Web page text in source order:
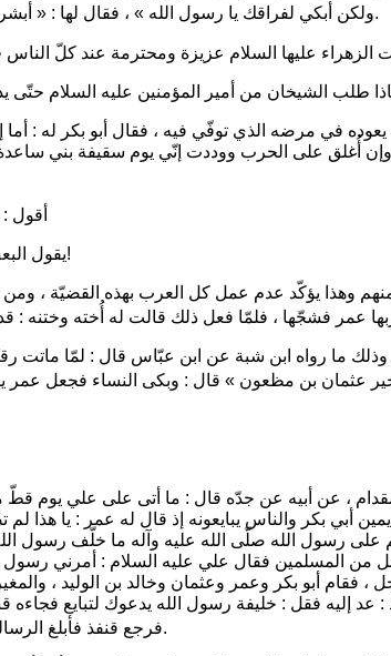
ولكن أبكي لفراقك يا رسول الله » ، فقال لها : « .
الزهراء عليها السلام عزيزة ومحترمة عند كلّ الناس
في مرضه الذي توفّي فيه ، فقال أبو بكر له :
أُغلق على الحرب ووددت إنّي يوم سقيفة بني
أقول
يقول البعض إنّ ضرب المرأة كان عاراً عند العرب فكيف يمكن تصوّر ضربهم لفاطمة ؟!
وهذا يؤكّد عدم عمل كل العرب بهذه القضيّة ،
عمر فشجّها ، فلمّا فعل ذلك قالت له أُخته وختنه :
ما رواه ابن شبة عن ابن عبّاس قال : لمّا ماتت
عثمان بن مظعون » قال : وبكى النساء فجعل عمر
، عن أبيه عن جدّه قال : ما أتى على علي يوم قطّ من
أبي بكر والناس يبايعونه إذ قال له عمر : يا هذا
على رسول الله صلّى الله عليه وآله ما خلّف رسول
من المسلمين فقال علي عليه السلام : أمرني رسول
، فقام أبو بكر وعمر وعثمان وخالد بن الوليد ،
: عد إليه فقل : خليفة رسول الله يدعوك لتبايع
فرجع قنفذ فأبلغ.